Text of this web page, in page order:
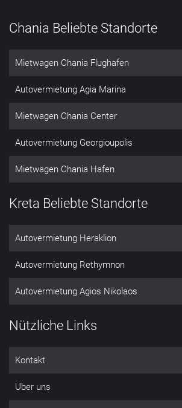
Chania Beliebte Standorte
Mietwagen Chania Flughafen
Autovermietung Agia Marina
Mietwagen Chania Center
Autovermietung Georgioupolis
Mietwagen Chania Hafen
Kreta Beliebte Standorte
Autovermietung Heraklion
Autovermietung Rethymnon
Autovermietung Agios Nikolaos
Nützliche Links
Kontakt
Uber uns